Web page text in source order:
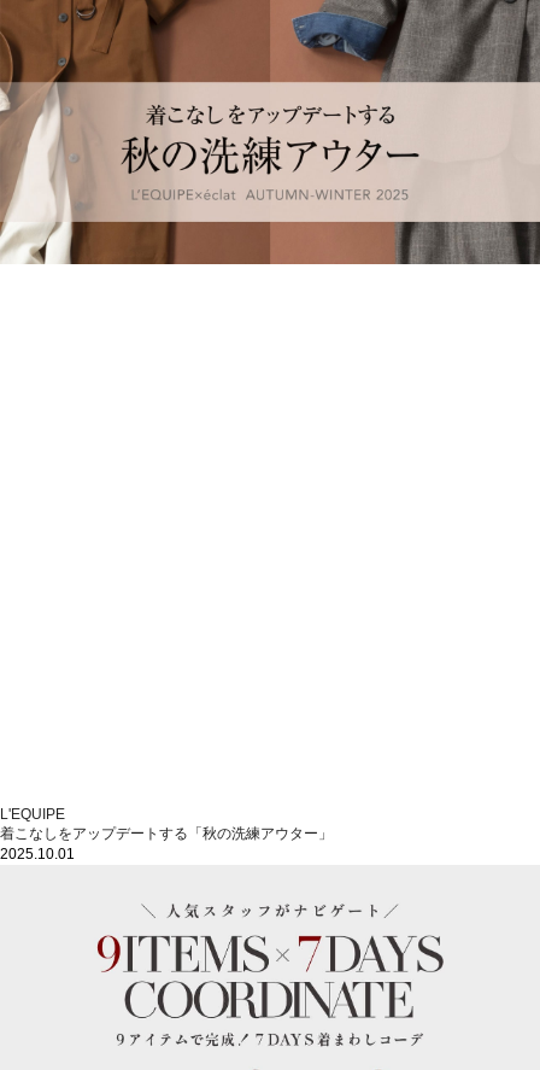
L'EQUIPE
着こなしをアップデートする「秋の洗練アウター」
2025.10.01